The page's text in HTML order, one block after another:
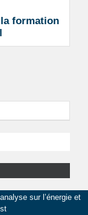
formation
sur l’énergie et